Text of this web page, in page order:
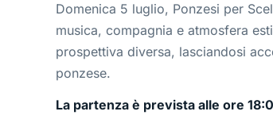
Domenica 5 luglio, Ponzesi per
musica, compagnia e atmosfera
prospettiva diversa, lasciandosi
ponzese.
La partenza è prevista alle ore